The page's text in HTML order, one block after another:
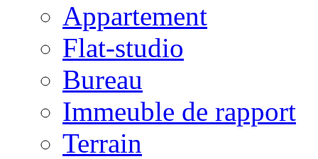
Appartement
Flat-studio
Bureau
Immeuble de rapport
Terrain